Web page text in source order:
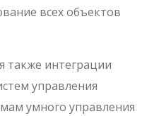
всех объектов
также интеграции
управления
умного управления